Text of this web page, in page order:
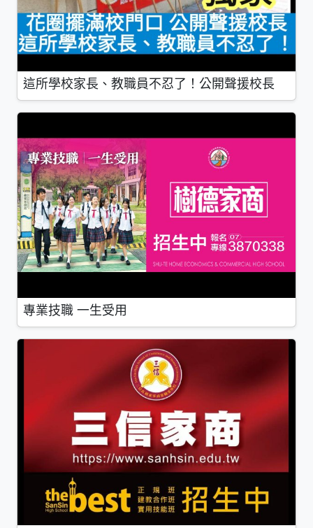
這所學校家長、教職員不忍了！公開聲援校長
專業技職 一生受用